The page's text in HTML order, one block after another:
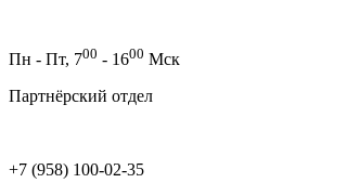
Пн - Пт, 700 - 1600 Мск
Партнёрский отдел
+7 (958) 100-02-35